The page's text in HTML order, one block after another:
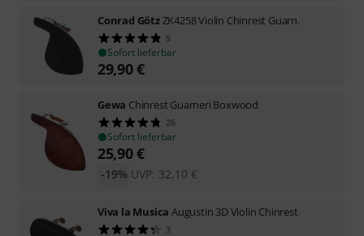
Conrad GötzZK4258 Violin Chinrest Guarn.
5
Sofort lieferbar
29,90€
Gewa Chinrest Guarneri Boxwood
26
Sofort lieferbar
25,90€
UVP: 32,10 €
-19%
Viva la Musica Augustin 3D Violin Chinrest
3